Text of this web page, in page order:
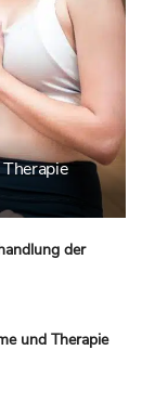
der
und Therapie